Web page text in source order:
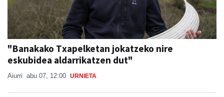
"Banakako Txapelketan jokatzeko nire
eskubidea aldarrikatzen dut"
Aiurri abu 07, 12:00 URNIETA